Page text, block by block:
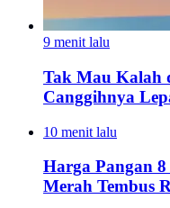
9 menit lalu
Tak Mau Kalah
Canggihnya
10 menit lalu
Harga Pangan
Merah Tembus